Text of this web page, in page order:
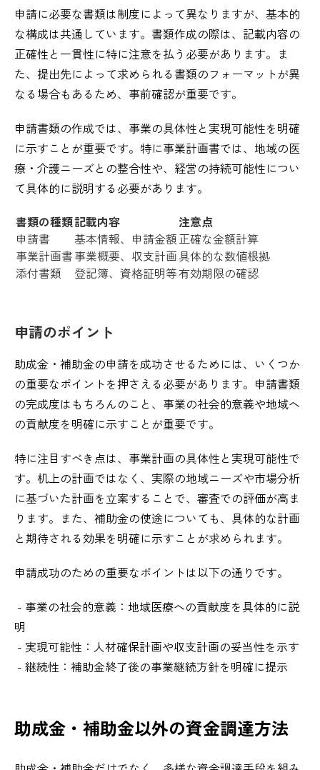
申請に必要な書類は制度によって異なりますが、基本的
な構成は共通しています。書類作成の際は、記載内容の
正確性と一貫性に特に注意を払う必要があります。ま
た、提出先によって求められる書類のフォーマットが異
なる場合もあるため、事前確認が重要です。
申請書類の作成では、事業の具体性と実現可能性を明確
に示すことが重要です。特に事業計画書では、地域の医
療・介護ニーズとの整合性や、経営の持続可能性につい
て具体的に説明する必要があります。
書類の種類記載内容
注意点
申請書
基本情報、申請金額正確な金額計算
事業計画書事業概要、収支計画具体的な数値根拠
添付書類
登記簿、資格証明等有効期限の確認
申請のポイント
助成金・補助金の申請を成功させるためには、いくつか
の重要なポイントを押さえる必要があります。申請書類
の完成度はもちろんのこと、事業の社会的意義や地域へ
の貢献度を明確に示すことが重要です。
特に注目すべき点は、事業計画の具体性と実現可能性で
す。机上の計画ではなく、実際の地域ニーズや市場分析
に基づいた計画を立案することで、審査での評価が高ま
ります。また、補助金の使途についても、具体的な計画
と期待される効果を明確に示すことが求められます。
申請成功のための重要なポイントは以下の通りです。
- 事業の社会的意義：地域医療への貢献度を具体的に説
明
- 実現可能性：人材確保計画や収支計画の妥当性を示す
- 継続性：補助金終了後の事業継続方針を明確に提示
助成金・補助金以外の資金調達方法